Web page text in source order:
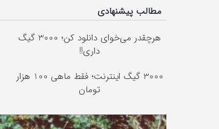
مطالب پیشنهادی
هرچقدر می‌خوای دانلود کن؛ 3000 گیگ
داری!!
3000 گیگ اینترنت؛ فقط ماهی 100 هزار
تومان